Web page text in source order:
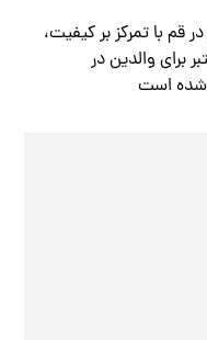
قم با تمرکز بر کیفیت،
برای والدین در
شده است